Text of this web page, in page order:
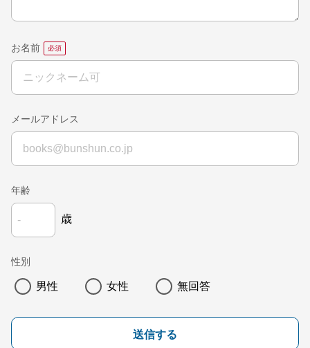
お名前
メールアドレス
年齢
歳
性別
男性 女性 無回答
送信する